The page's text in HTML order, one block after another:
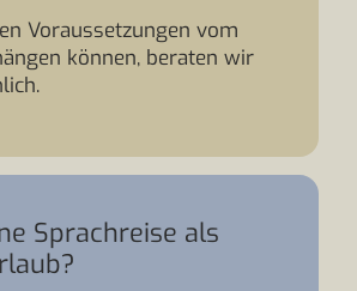
Voraussetzungen vom
können, beraten wir
Sprachreise als